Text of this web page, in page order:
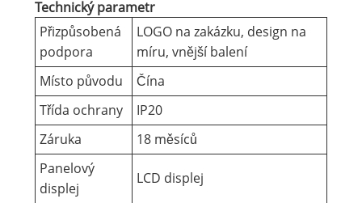
Technický parametr
Přizpůsobená
podpora
LOGO na zakázku, design na
míru, vnější balení
Místo původu
Čína
Třída ochrany
IP20
Záruka
18 měsíců
Panelový
displej
LCD displej